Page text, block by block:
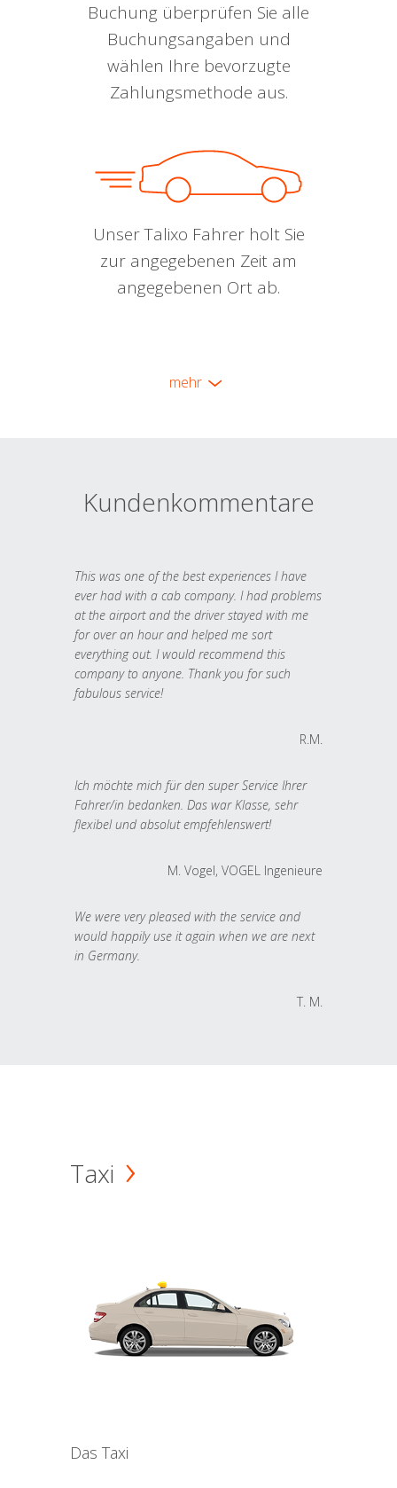
Buchung überprüfen Sie alle
Buchungsangaben und
wählen Ihre bevorzugte
Zahlungsmethode aus.
Unser Talixo Fahrer holt Sie
zur angegebenen Zeit am
angegebenen Ort ab.
mehr
Kundenkommentare
This was one of the best experiences I have
ever had with a cab company. I had problems
at the airport and the driver stayed with me
for over an hour and helped me sort
everything out. I would recommend this
company to anyone. Thank you for such
fabulous service!
R.M.
Ich möchte mich für den super Service Ihrer
Fahrer/in bedanken. Das war Klasse, sehr
flexibel und absolut empfehlenswert!
M. Vogel, VOGEL Ingenieure
We were very pleased with the service and
would happily use it again when we are next
in Germany.
T. M.
Taxi
Das Taxi